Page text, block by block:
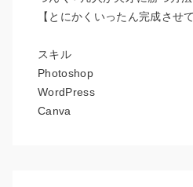
【とにかくいったん完成させ
スキル
Photoshop
WordPress
Canva